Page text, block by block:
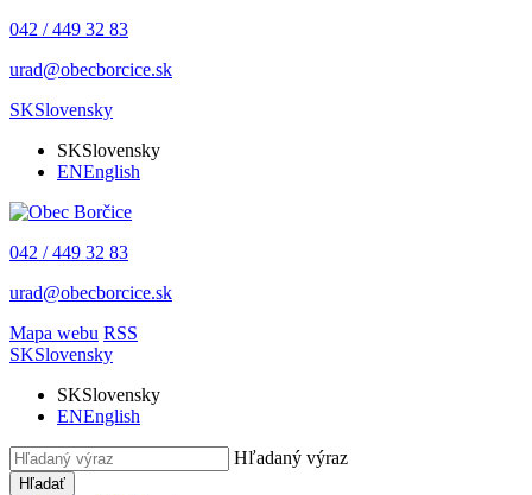
042 / 449 32 83
urad@obecborcice.sk
SKSlovensky
SKSlovensky
ENEnglish
042 / 449 32 83
urad@obecborcice.sk
Mapa webu RSS
SKSlovensky
SKSlovensky
ENEnglish
Hľadaný výraz
Hľadať